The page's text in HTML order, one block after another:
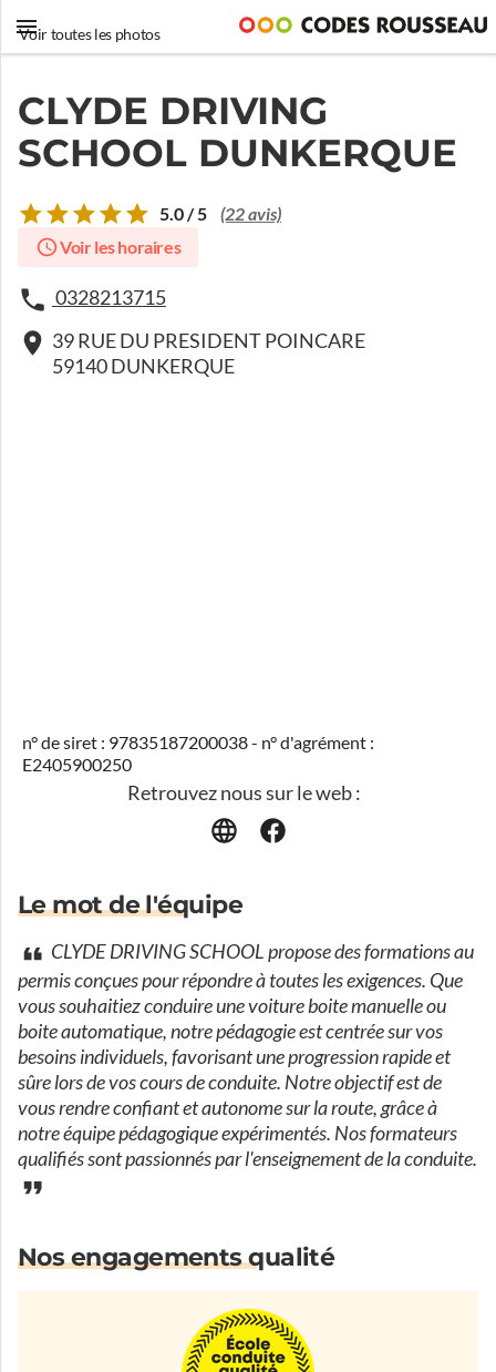
Voir toutes les photos
CLYDE DRIVING
SCHOOL DUNKERQUE
5.0 / 5 (22 avis)
Voir les horaires
0328213715
39 RUE DU PRESIDENT POINCARE
59140 DUNKERQUE
n° de siret : 97835187200038 - n° d'agrément :
E2405900250
Retrouvez nous sur le web :
Le mot de l'équipe
CLYDE DRIVING SCHOOL propose des formations au
permis conçues pour répondre à toutes les exigences. Que
vous souhaitiez conduire une voiture boite manuelle ou
boite automatique, notre pédagogie est centrée sur vos
besoins individuels, favorisant une progression rapide et
sûre lors de vos cours de conduite. Notre objectif est de
vous rendre confiant et autonome sur la route, grâce à
notre équipe pédagogique expérimentés. Nos formateurs
qualifiés sont passionnés par l'enseignement de la conduite.
Nos engagements qualité